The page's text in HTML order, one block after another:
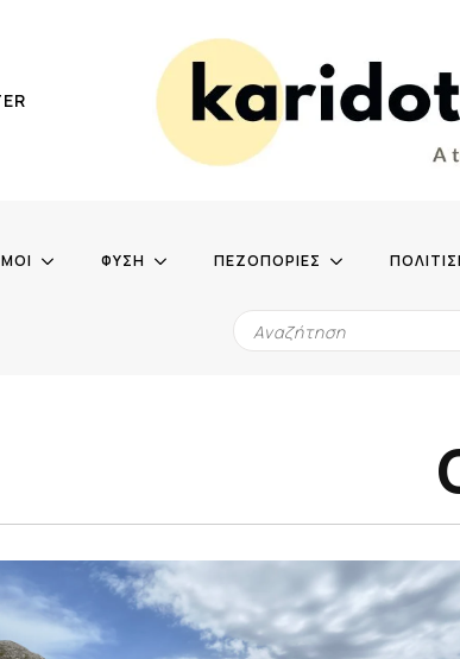
ΦΥΣΗ ΠΕΖΟΠΟΡΙΕΣ